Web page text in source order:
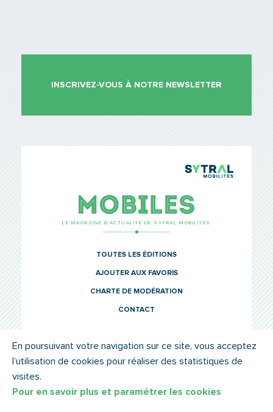
INSCRIVEZ-VOUS À NOTRE NEWSLETTER
LE MAGAZINE D’ACTUALITÉ DE SYTRAL MOBILITÉS
TOUTES LES ÉDITIONS
AJOUTER AUX FAVORIS
CHARTE DE MODÉRATION
CONTACT
© SYTRAL MOBILITÉS 2022 MENTIONS LÉGALES
En poursuivant votre navigation sur ce site, vous acceptez
l’utilisation de cookies pour réaliser des statistiques de
visites.
Pour en savoir plus et paramétrer les cookies